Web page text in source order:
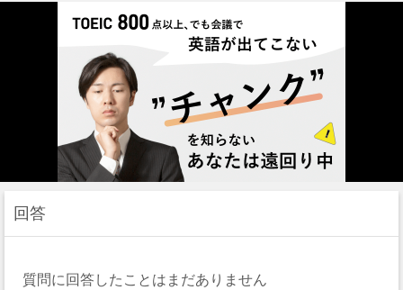
回答
質問に回答したことはまだありません